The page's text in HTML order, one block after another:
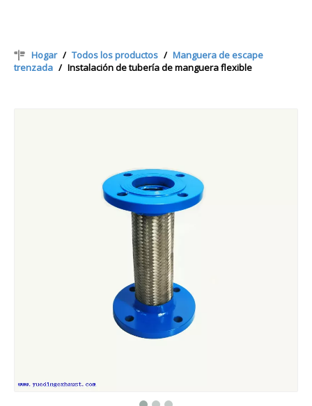
Hogar / Todos los productos / Manguera de escape
trenzada / Instalación de tubería de manguera flexible